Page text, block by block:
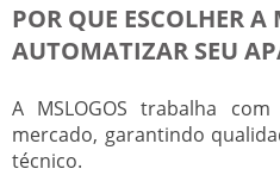
POR QUE ESCOLHER
AUTOMATIZAR SEU
A MSLOGOS trabalha
mercado, garantindo
técnico.